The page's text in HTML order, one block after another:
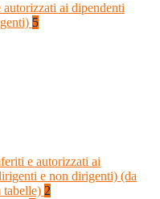
ai dipendenti
5
e autorizzati ai
e non dirigenti) (da
tabelle) 2